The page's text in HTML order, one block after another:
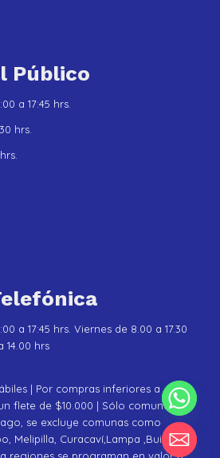
Público
a 17:45 hrs.
hrs.
a 17:45 hrs. Viernes de 8.00 a 17.30
14.00 hrs
| Por compras inferiores a
flete de $10.000 | Sólo comunas de
se excluye comunas como
Melipilla, Curacaví,Lampa ,Buin